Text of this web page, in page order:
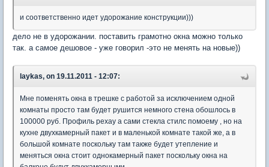
и соответственно идет удорожание конструкции)))
дело не в удорожании. поставить грамотно окна можно только
так. а самое дешовое - уже говорил -это не менять на новые))
laykas, on 19.11.2011 - 12:07:
Мне поменять окна в трешке с работой за исключением одной
комнаты просто там будет рушится немного стена обошлось в
100000 руб. Профиль рехау а сами стекла стилс помоему , но на
кухне двухкамерный пакет и в маленькой комнате такой же, а в
большой комнате поскольку там также будет утепление и
меняться окна стоит однокамерный пакет поскольку окна на